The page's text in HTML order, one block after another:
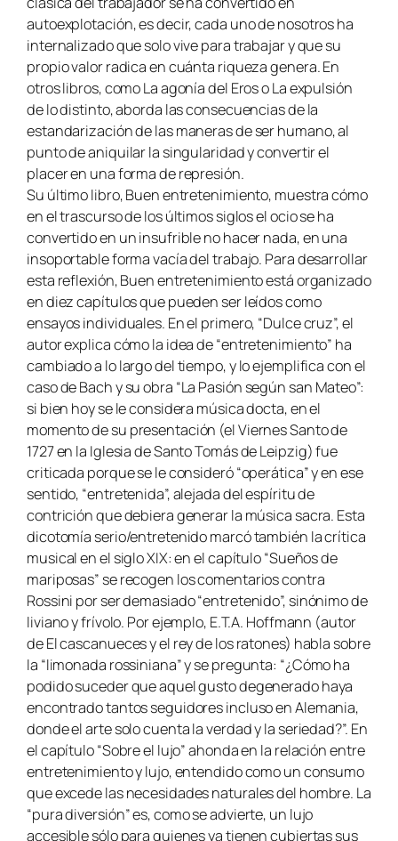
autoexplotación, es decir, cada uno de nosotros ha
internalizado que solo vive para trabajar y que su
propio valor radica en cuánta riqueza genera. En
otros libros, como La agonía del Eros o La expulsión
de lo distinto, aborda las consecuencias de la
estandarización de las maneras de ser humano, al
punto de aniquilar la singularidad y convertir el
placer en una forma de represión.
Su último libro, Buen entretenimiento, muestra cómo
en el trascurso de los últimos siglos el ocio se ha
convertido en un insufrible no hacer nada, en una
insoportable forma vacía del trabajo. Para desarrollar
esta reflexión, Buen entretenimiento está organizado
en diez capítulos que pueden ser leídos como
ensayos individuales. En el primero, “Dulce cruz”, el
autor explica cómo la idea de “entretenimiento” ha
cambiado a lo largo del tiempo, y lo ejemplifica con el
caso de Bach y su obra “La Pasión según san Mateo”:
si bien hoy se le considera música docta, en el
momento de su presentación (el Viernes Santo de
1727 en la Iglesia de Santo Tomás de Leipzig) fue
criticada porque se le consideró “operática” y en ese
sentido, “entretenida”, alejada del espíritu de
contrición que debiera generar la música sacra. Esta
dicotomía serio/entretenido marcó también la crítica
musical en el siglo XIX: en el capítulo “Sueños de
mariposas” se recogen los comentarios contra
Rossini por ser demasiado “entretenido”, sinónimo de
liviano y frívolo. Por ejemplo, E.T.A. Hoffmann (autor
de El cascanueces y el rey de los ratones) habla sobre
la “limonada rossiniana” y se pregunta: “¿Cómo ha
podido suceder que aquel gusto degenerado haya
encontrado tantos seguidores incluso en Alemania,
donde el arte solo cuenta la verdad y la seriedad?”. En
el capítulo “Sobre el lujo” ahonda en la relación entre
entretenimiento y lujo, entendido como un consumo
que excede las necesidades naturales del hombre. La
“pura diversión” es, como se advierte, un lujo
accesible sólo para quienes ya tienen cubiertas sus